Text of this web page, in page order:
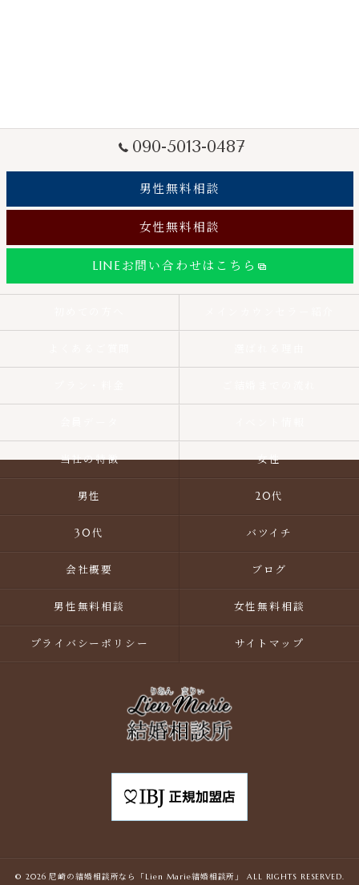
090-5013-0487
男性無料相談
女性無料相談
LINEお問い合わせはこちら
当社の特徴 女性
男性 20代
30代 バツイチ
会社概要 ブログ
男性無料相談 女性無料相談
プライバシーポリシー サイトマップ
© 2026 尼崎の結婚相談所なら「Lien Marie結婚相談所」 ALL RIGHTS RESERVED.